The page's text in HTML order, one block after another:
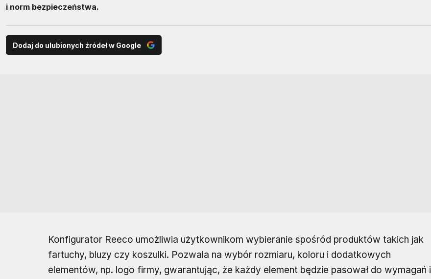
i norm bezpieczeństwa.
Dodaj do ulubionych źródeł w Google
Konfigurator Reeco umożliwia użytkownikom wybieranie spośród produktów takich jak
fartuchy, bluzy czy koszulki. Pozwala na wybór rozmiaru, koloru i dodatkowych
elementów, np. logo firmy, gwarantując, że każdy element będzie pasował do wymagań i